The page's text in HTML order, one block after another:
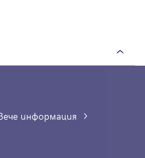
информация